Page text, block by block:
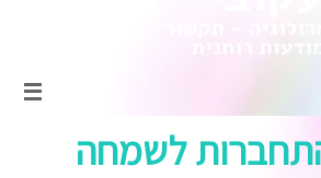
לשמחה